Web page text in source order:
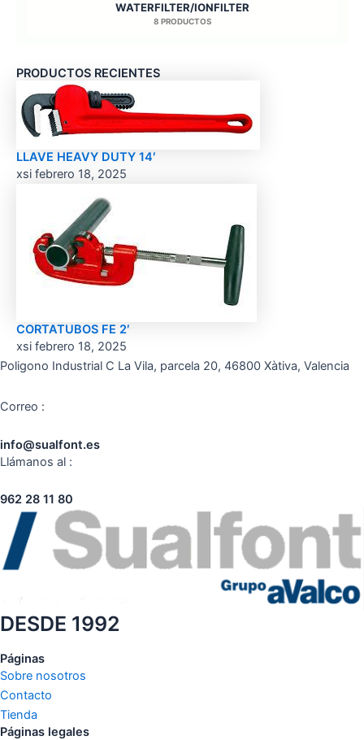
WATERFILTER/IONFILTER
8 PRODUCTOS
PRODUCTOS RECIENTES
LLAVE HEAVY DUTY 14′
xsi febrero 18, 2025
CORTATUBOS FE 2′
xsi febrero 18, 2025
Poligono Industrial C La Vila, parcela 20, 46800 Xàtiva, Valencia
Correo :
info@sualfont.es
Llámanos al :
962 28 11 80
DESDE 1992
Páginas
Sobre nosotros
Contacto
Tienda
Páginas legales